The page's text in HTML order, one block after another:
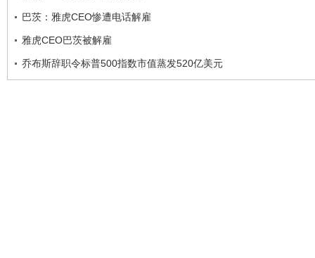
巴茨：雅虎CEO惨遭电话解雇
雅虎CEO巴茨被解雇
乔布斯辞职令标普500指数市值蒸发520亿美元